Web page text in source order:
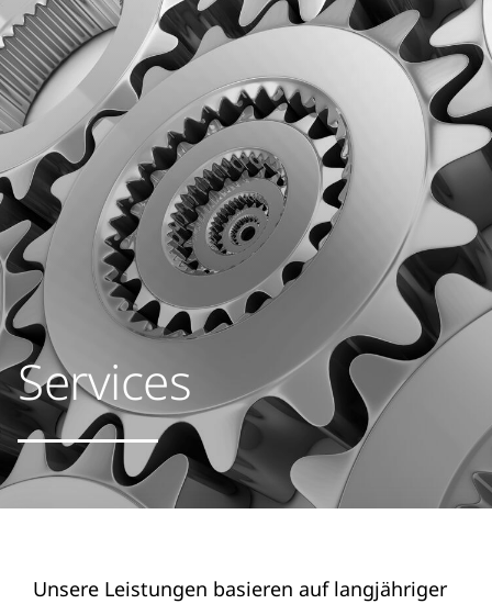
Services
Unsere Leistungen basieren auf langjähriger